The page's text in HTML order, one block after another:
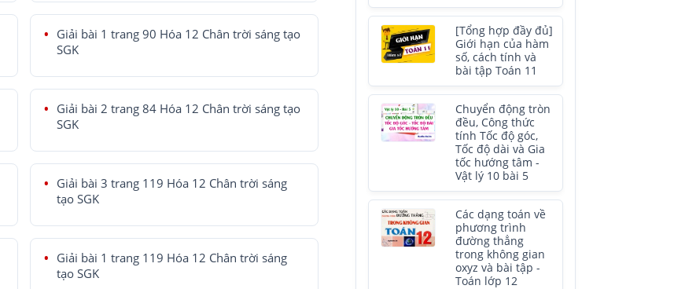
Giải bài 1 trang 90 Hóa 12 Chân trời sáng tạo
SGK
Giải bài 2 trang 84 Hóa 12 Chân trời sáng tạo
SGK
Giải bài 3 trang 119 Hóa 12 Chân trời sáng
tạo SGK
Giải bài 1 trang 119 Hóa 12 Chân trời sáng
tạo SGK
[Tổng hợp đầy đủ]
Giới hạn của hàm
số, cách tính và
bài tập Toán 11
Chuyển động tròn
đều, Công thức
tính Tốc độ góc,
Tốc độ dài và Gia
tốc hướng tâm -
Vật lý 10 bài 5
Các dạng toán về
phương trình
đường thẳng
trong không gian
oxyz và bài tập -
Toán lớp 12